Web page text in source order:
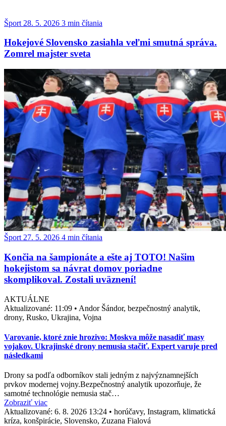
Šport 28. 5. 2026 3 min čítania
Hokejové Slovensko zasiahla veľmi smutná správa.
Zomrel majster sveta
Šport 27. 5. 2026 4 min čítania
Končia na šampionáte a ešte aj TOTO! Našim
hokejistom sa návrat domov poriadne
skomplikoval. Zostali uväznení!
AKTUÁLNE
Aktualizované: 11:09 • Andor Šándor, bezpečnostný analytik,
drony, Rusko, Ukrajina, Vojna
Varovanie, ktoré znie hrozivo: Moskva môže nasadiť masy
vojakov. Ukrajinské drony nemusia stačiť. Expert varuje pred
následkami
Drony sa podľa odborníkov stali jedným z najvýznamnejších
prvkov modernej vojny.Bezpečnostný analytik upozorňuje, že
samotné technológie nemusia stač…
Zobraziť viac
Aktualizované: 6. 8. 2026 13:24 • horúčavy, Instagram, klimatická
kríza, konšpirácie, Slovensko, Zuzana Fialová